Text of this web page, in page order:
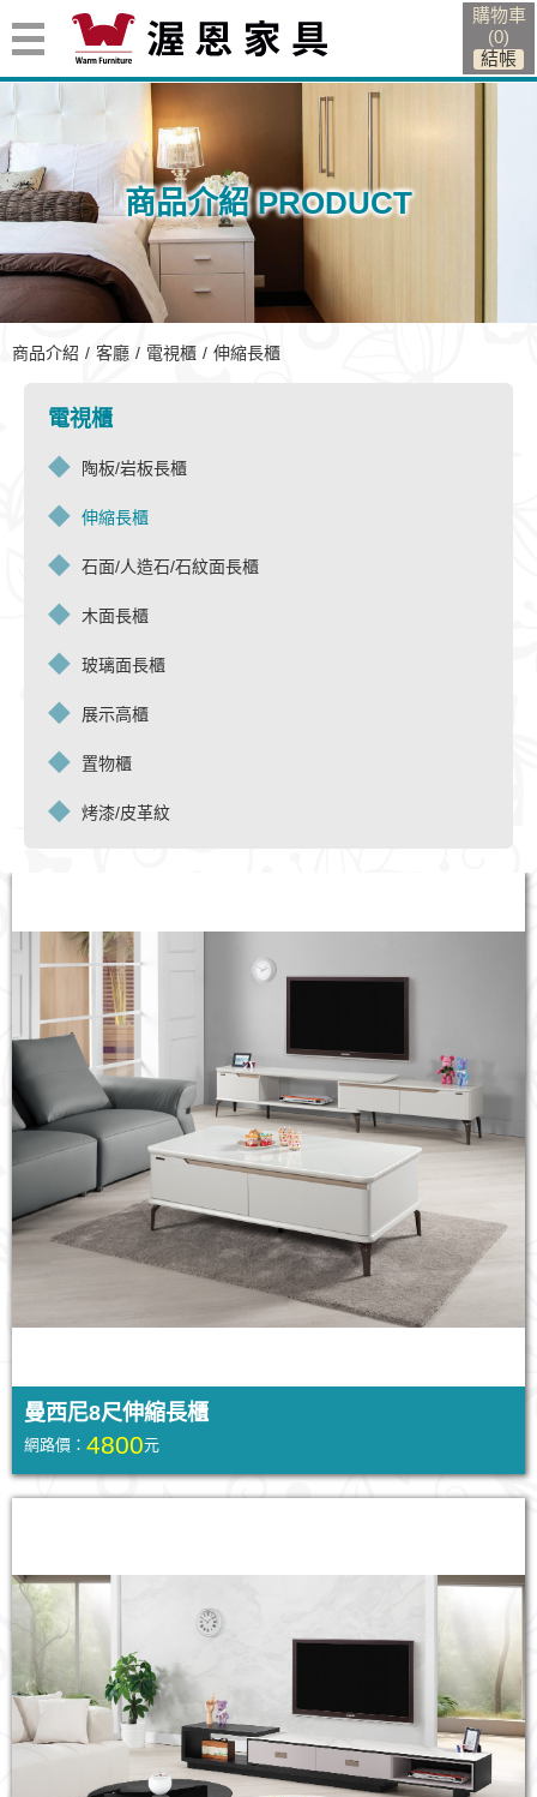
購物車
(0)
伸縮長櫃
商品介紹 PRODUCT
商品介紹 客廳 電視櫃 伸縮長櫃
電視櫃
陶板/岩板長櫃
伸縮長櫃
石面/人造石/石紋面長櫃
木面長櫃
玻璃面長櫃
展示高櫃
置物櫃
烤漆/皮革紋
曼西尼8尺伸縮長櫃
網路價： 4800元